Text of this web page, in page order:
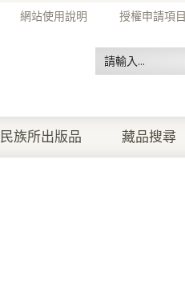
網站使用說明 授權申請項目
民族所出版品 藏品搜尋